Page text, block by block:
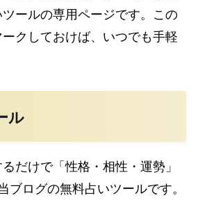
ールの専用ページです。この
クしておけば、いつでも手軽
ル
だけで「性格・相性・運勢」
ブログの無料占いツールです。